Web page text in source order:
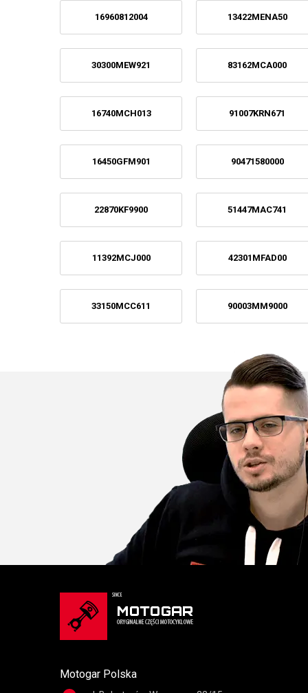
16960812004 13422MENA50
30300MEW921 83162MCA000
16740MCH013 91007KRN671
16450GFM901 90471580000
22870KF9900 51447MAC741
11392MCJ000 42301MFAD00
33150MCC611 90003MM9000
Motogar Polska